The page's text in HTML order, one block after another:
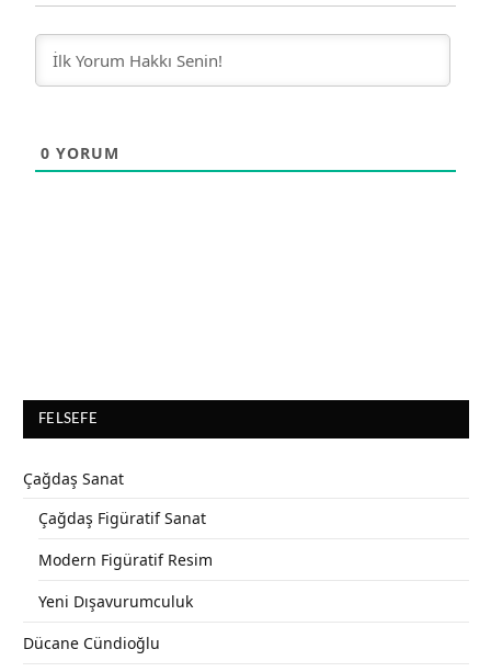
0 YORUM
FELSEFE
Çağdaş Sanat
Çağdaş Figüratif Sanat
Modern Figüratif Resim
Yeni Dışavurumculuk
Dücane Cündioğlu